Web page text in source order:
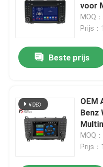
voor
W209
MOQ
Prijs：
Beste prijs
OEM
Benz
MOQ
Prijs：